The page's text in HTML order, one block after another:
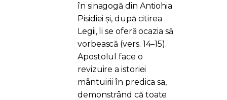
în sinagogă din Antiohia
Pisidiei și, după citirea
Legii, li se oferă ocazia să
vorbească (vers. 14–15).
Apostolul face o
revizuire a istoriei
mântuirii în predica sa,
demonstrând că toate